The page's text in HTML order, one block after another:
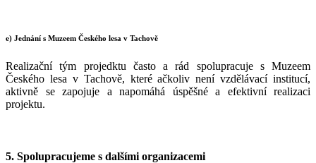
e) Jednání s Muzeem Českého lesa v Tachově
Realizační tým projedktu často a rád spolupracuje s Muzeem
Českého lesa v Tachově, které ačkoliv není vzdělávací institucí,
aktivně se zapojuje a napomáhá úspěšné a efektivní realizaci
projektu.
5. Spolupracujeme s dalšími organizacemi